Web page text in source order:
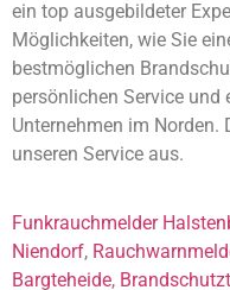
ein top ausgebildeter
Möglichkeiten, wie Sie
bestmöglichen
persönlichen Service
Unternehmen im Norden.
unseren Service aus.
Funkrauchmelder
Niendorf,
Bargteheide,